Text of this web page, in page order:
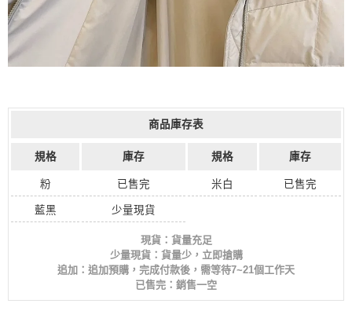
商品庫存表
規格 庫存 規格 庫存
粉 已售完 米白 已售完
藍黑 少量現貨
現貨：貨量充足
少量現貨：貨量少，立即搶購
追加：追加預購，完成付款後，需等待7~21個工作天
已售完：銷售一空